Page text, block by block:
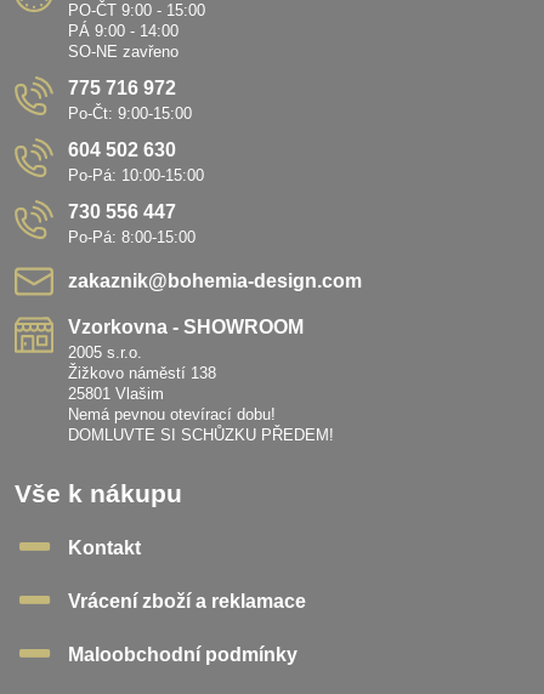
PO-ČT 9:00 - 15:00
PÁ 9:00 - 14:00
SO-NE zavřeno
775 716 972
Po-Čt: 9:00-15:00
604 502 630
Po-Pá: 10:00-15:00
730 556 447
Po-Pá: 8:00-15:00
zakaznik​@bohemia-design​.com
Vzorkovna - SHOWROOM
2005 s.r.o.
Žižkovo náměstí 138
25801 Vlašim
Nemá pevnou otevírací dobu!
DOMLUVTE SI SCHŮZKU PŘEDEM!
Vše k nákupu
Kontakt
Vrácení zboží a reklamace
Maloobchodní podmínky